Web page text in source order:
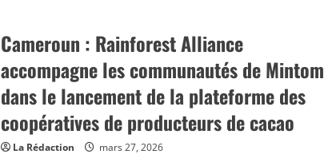
Cameroun : Rainforest Alliance
accompagne les communautés de Mintom
dans le lancement de la plateforme des
coopératives de producteurs de cacao
La Rédaction mars 27, 2026